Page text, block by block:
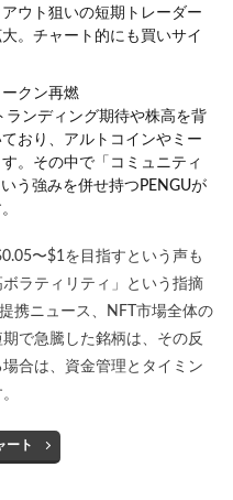
ウト狙いの短期トレーダー
。チャート的にも買いサイ
クン再燃
ンディング期待や株高を背
おり、アルトコインやミー
。その中で「コミュニティ
う強みを併せ持つPENGUが
〜$1を目指すという声も
ラティリティ」という指摘
携ニュース、NFT市場全体の
で急騰した銘柄は、その反
合は、資金管理とタイミン
ート